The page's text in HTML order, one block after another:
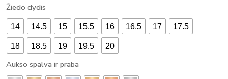
Žiedo dydis
14 14.5 15 15.5 16 16.5 17 17.5
18 18.5 19 19.5 20
Aukso spalva ir praba
DEIMANTU
EMERALD
(1.35
ct)